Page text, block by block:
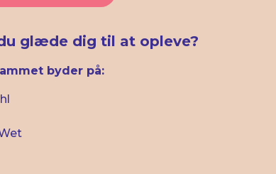
glæde dig til at opleve?
byder på: